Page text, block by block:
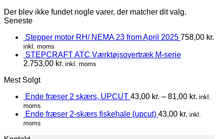
Der blev ikke fundet nogle varer, der matcher dit valg.
Seneste
Stepper motor RH/ NEMA 23 from April 2025 758,00 kr.
inkl. moms
STEPCRAFT ATC Værktøjsovertræk M-serie
2.753,00 kr. inkl. moms
Mest Solgt
Ende fræser 2 skærs, UPCUT 43,00 kr. – 81,00 kr. inkl.
moms
Ende fræser 2-skærs fiskehale (upcut) 43,00 kr. inkl.
moms